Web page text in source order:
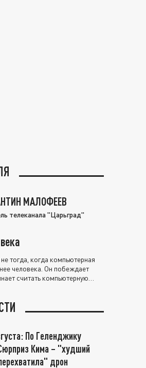
МАЛОФЕЕВ
телеканала "Царьград"
тогда, когда компьютерная
человека. Он побеждает
считать компьютерную
По Геленджику
Кима – "худший
дрон